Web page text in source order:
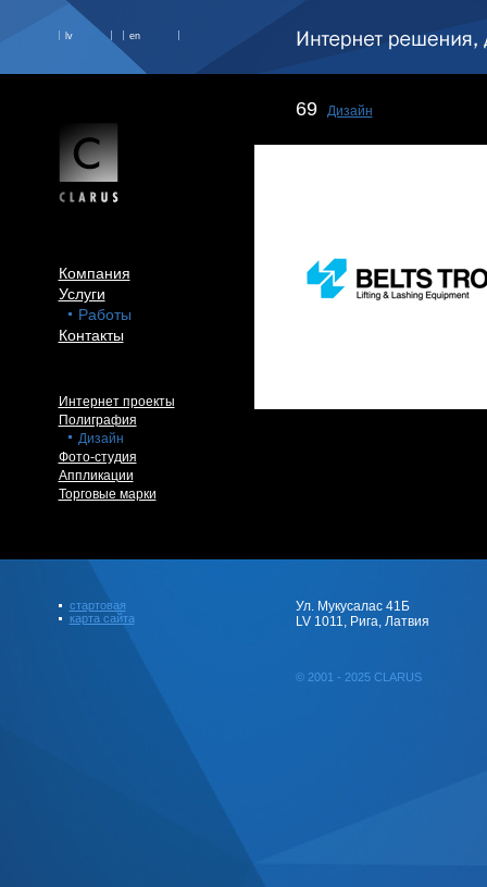
lv en
Компания
Услуги
Работы
Контакты
Интернет проекты
Полиграфия
Дизайн
Фото-студия
Аппликации
Торговые марки
69 Дизайн
стартовая
карта сайта
Ул. Мукусалас 41Б
LV 1011, Рига, Латвия
© 2001 - 2025 CLARUS